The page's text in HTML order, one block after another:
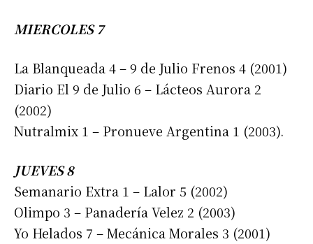
MIERCOLES 7
La Blanqueada 4 – 9 de Julio Frenos 4 (2001)
Diario El 9 de Julio 6 – Lácteos Aurora 2
(2002)
Nutralmix 1 – Pronueve Argentina 1 (2003).
JUEVES 8
Semanario Extra 1 – Lalor 5 (2002)
Olimpo 3 – Panadería Velez 2 (2003)
Yo Helados 7 – Mecánica Morales 3 (2001)